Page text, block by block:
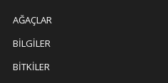
AĞAÇLAR
BILGILER
BITKILER